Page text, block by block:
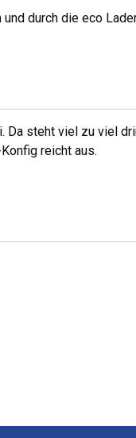
und durch die eco
Da steht viel zu viel
reicht aus.